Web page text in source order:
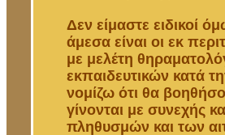
Δεν είμαστε ειδικοί
άμεσα είναι οι εκ
με μελέτη
εκπαιδευτικών κατά
νομίζω ότι θα
γίνονται με συνεχής
πληθυσμών και των